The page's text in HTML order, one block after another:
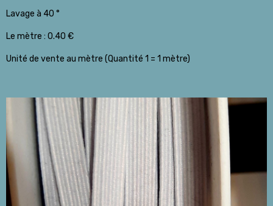
Lavage à 40 °
Le mètre : 0.40 €
Unité de vente au mètre (Quantité 1 = 1 mètre)